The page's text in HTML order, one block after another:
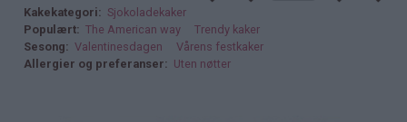
Kakekategori
Sjokoladekaker
Populært
The American way
Trendy kaker
Sesong
Valentinesdagen
Vårens festkaker
Allergier og preferanser
Uten nøtter